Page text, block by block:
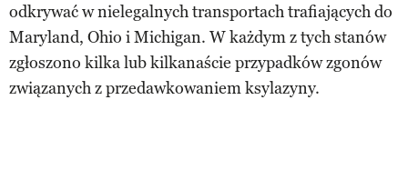
odkrywać w nielegalnych transportach trafiających do
Maryland, Ohio i Michigan. W każdym z tych stanów
zgłoszono kilka lub kilkanaście przypadków zgonów
związanych z przedawkowaniem ksylazyny.